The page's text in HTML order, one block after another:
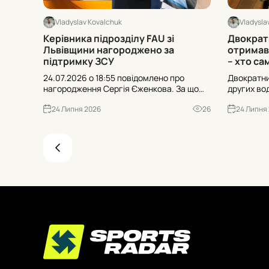
Vladyslav Kovalchuk
Керівника підрозділу FAU зі
Львівщини нагороджено за
підтримку ЗСУ
24.07.2026 о 18:55 повідомлено про
нагородження Сергія Єженкова. За що
виконує у FAU та чому це важливо для
24 Липня 2026 26
отримав
– хто
других
24 Липня